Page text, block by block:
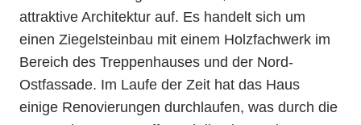
attraktive Architektur auf. Es handelt sich um
einen Ziegelsteinbau mit einem Holzfachwerk im
Bereich des Treppenhauses und der Nord-
Ostfassade. Im Laufe der Zeit hat das Haus
einige Renovierungen durchlaufen, was durch die